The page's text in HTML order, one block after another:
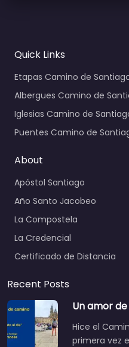
Quick Links
Etapas Camino de
Albergues Camino de
Iglesias Camino de
Puentes Camino de
About
Apóstol Santiago
Año Santo Jacobeo
La Compostela
La Credencial
Certificado de Distancia
Recent Posts
Un amor
Hice el
primera vez